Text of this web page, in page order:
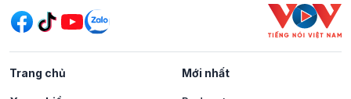
Trang chủ Mới nhất